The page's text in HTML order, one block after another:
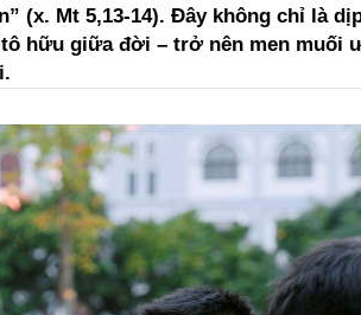
(x. Mt 5,13-14). Đây không chỉ là
hữu giữa đời – trở nên men muối